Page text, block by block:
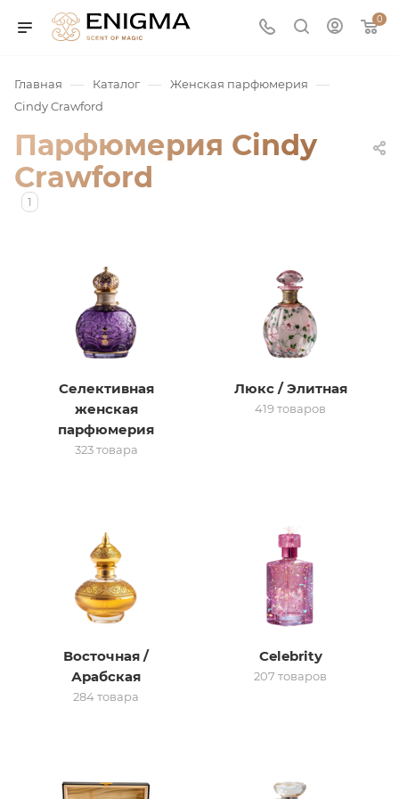
0
сертификат
Главная — Каталог — Женская парфюмерия —
Cindy Crawford
Парфюмерия Cindy
Crawford
1
Селективная
женская
парфюмерия
323 товара
Люкс / Элитная
419 товаров
Восточная /
Арабская
284 товара
Celebrity
207 товаров